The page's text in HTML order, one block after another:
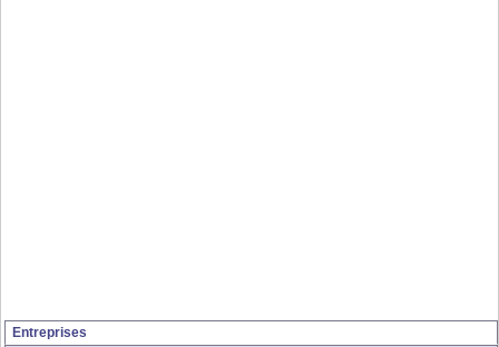
Entreprises